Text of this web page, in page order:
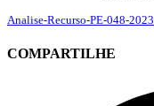
Analise-Recurso-PE-048-2023
COMPARTILHE